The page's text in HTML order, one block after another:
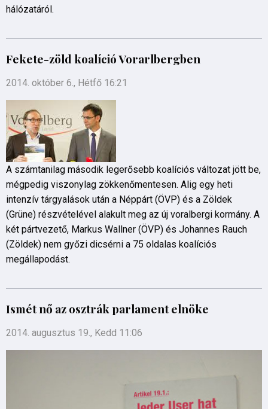
hálózatáról.
Fekete-zöld koalíció Vorarlbergben
2014. október 6., Hétfő 16:21
A számtanilag második legerősebb koalíciós változat jött be,
mégpedig viszonylag zökkenőmentesen. Alig egy heti
intenzív tárgyalások után a Néppárt (ÖVP) és a Zöldek
(Grüne) részvételével alakult meg az új voralbergi kormány. A
két pártvezető, Markus Wallner (ÖVP) és Johannes Rauch
(Zöldek) nem győzi dicsérni a 75 oldalas koalíciós
megállapodást.
Ismét nő az osztrák parlament elnöke
2014. augusztus 19., Kedd 11:06